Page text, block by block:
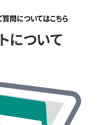
問についてはこちら
について